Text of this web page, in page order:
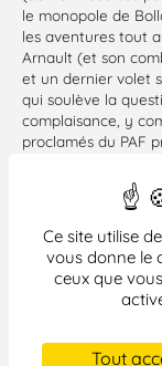
Ce site utilise
vous donne le
ceux que
Tout
le monopole de
les aventures tout
Arnault (et son
et un dernier volet
qui soulève la
complaisance, y
proclamés du PAF
Musique,
des reportages de
Les auteurs-
aux cinéastes et
déployer en long-
journalistes. C’est
d’enquête, qui
moins formaté.